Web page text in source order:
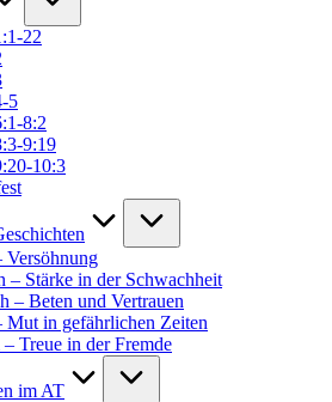
22
5
8:2
9:19
10:3
Versöhnung
– Stärke in der Schwachheit
– Beten und Vertrauen
Mut in gefährlichen Zeiten
Treue in der Fremde
im AT